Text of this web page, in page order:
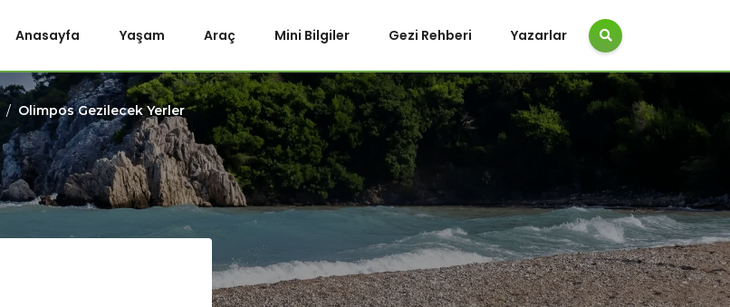
Anasayfa Yaşam Araç Mini Bilgiler Gezi Rehberi Yazarlar
Olimpos Gezilecek Yerler